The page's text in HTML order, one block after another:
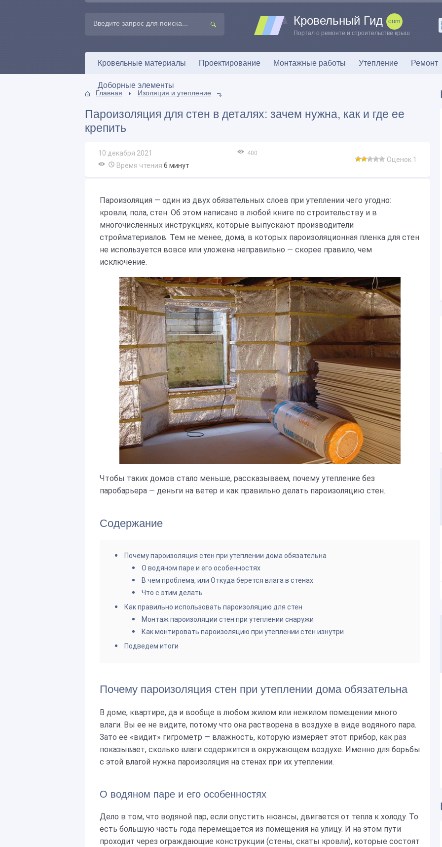
Кровельный Гид
Портал о ремонте и строительстве крыш
Кровельные материалы Проектирование Монтажные работы Утепление Ремонт
Доборные элементы
Главная Изоляция и утепление
Пароизоляция для стен в деталях: зачем нужна, как и где ее
крепить
10 декабря 2021 400
Время чтения 6 минут
Оценок 1
Пароизоляция — один из двух обязательных слоев при утеплении чего угодно:
кровли, пола, стен. Об этом написано в любой книге по строительству и в
многочисленных инструкциях, которые выпускают производители
стройматериалов. Тем не менее, дома, в которых пароизоляционная пленка для стен
не используется вовсе или уложена неправильно — скорее правило, чем
исключение.
Чтобы таких домов стало меньше, рассказываем, почему утепление без
паробарьера — деньги на ветер и как правильно делать пароизоляцию стен.
Содержание
Почему пароизоляция стен при утеплении дома обязательна
О водяном паре и его особенностях
В чем проблема, или Откуда берется влага в стенах
Что с этим делать
Как правильно использовать пароизоляцию для стен
Монтаж пароизоляции стен при утеплении снаружи
Как монтировать пароизоляцию при утеплении стен изнутри
Подведем итоги
Почему пароизоляция стен при утеплении дома обязательна
В доме, квартире, да и вообще в любом жилом или нежилом помещении много
влаги. Вы ее не видите, потому что она растворена в воздухе в виде водяного пара.
Зато ее «видит» гигрометр — влажность, которую измеряет этот прибор, как раз
показывает, сколько влаги содержится в окружающем воздухе. Именно для борьбы
с этой влагой нужна пароизоляция на стенах при их утеплении.
О водяном паре и его особенностях
Дело в том, что водяной пар, если опустить нюансы, двигается от тепла к холоду. То
есть большую часть года перемещается из помещения на улицу. И на этом пути
проходит через ограждающие конструкции (стены, скаты кровли), которые состоят